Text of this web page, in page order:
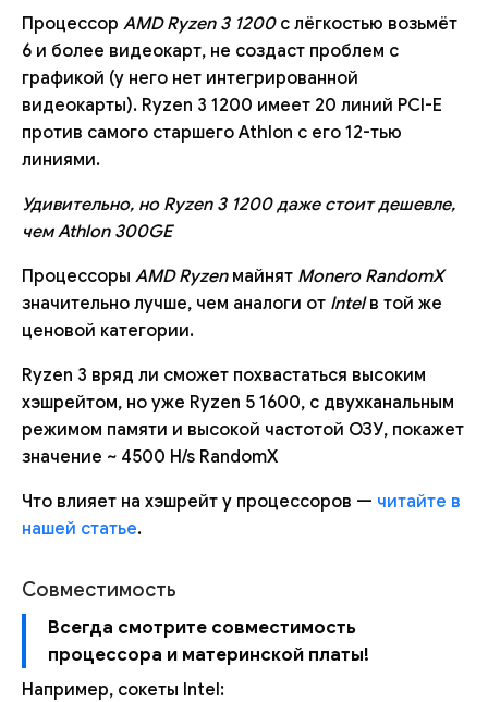
Процессор AMD Ryzen 3 1200с лёгкостью возьмёт
6 и более видеокарт, не создаст проблем с
графикой (у него нет интегрированной
видеокарты). Ryzen 3 1200 имеет 20 линий PCI-E
против самого старшего Athlon с его 12-тью
линиями.
Удивительно, но Ryzen 3 1200 даже стоит дешевле,
чем Athlon 300GE
Процессоры AMD Ryzenмайнят Monero RandomX
значительно лучше, чем аналоги от Intelв той же
ценовой категории.
Ryzen 3 вряд ли сможет похвастаться высоким
хэшрейтом, но уже Ryzen 5 1600, с двухканальным
режимом памяти и высокой частотой ОЗУ, покажет
значение ~ 4500 H/s RandomX
Что влияет на хэшрейт у процессоров — читайте в
нашей статье.
Совместимость
Всегда смотрите совместимость
процессора и материнской платы!
Например, сокеты Intel: